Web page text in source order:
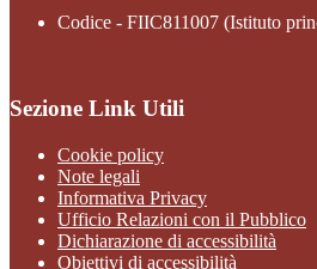
Codice - FIIC811007 (Istituto
Sezione Link Utili
Cookie policy
Note legali
Informativa Privacy
Ufficio Relazioni con il Pubblico
Dichiarazione di accessibilità
Obiettivi di accessibilità